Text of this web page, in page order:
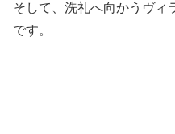
そして、洗礼へ向かうヴィ
です。